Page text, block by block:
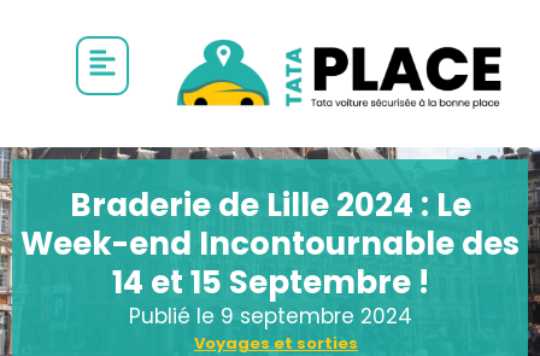
Braderie de Lille 2024 : Le
Week-end Incontournable des
14 et 15 Septembre !​
Publié le 9 septembre 2024
Voyages et sorties